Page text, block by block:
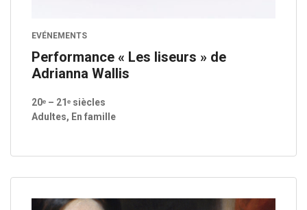
EVÉNEMENTS
Performance « Les liseurs » de
Adrianna Wallis
20ᵉ – 21ᵉ siècles
Adultes, En famille